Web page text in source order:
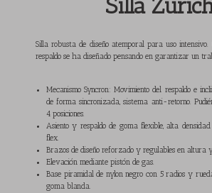
Silla
Silla robusta de diseño atemporal para uso
respaldo se ha diseñado pensando en garantizar un
Mecanismo Syncron: Movimiento del respaldo e
de forma sincronizada, sistema anti-retorno.
4 posiciones.
Asiento y respaldo de goma flexible, alta
flex.
Brazos de diseño reforzado y regulables en altura
Elevación mediante pistón de gas.
Base piramidal de nylon negro con 5 radios y
goma blanda.